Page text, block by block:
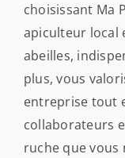
choisissant Ma
apiculteur local
abeilles,
plus, vous
entreprise tout
collaborateurs
ruche que vous